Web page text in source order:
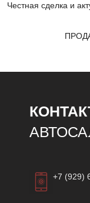
Честная сделка и
+7 (929)